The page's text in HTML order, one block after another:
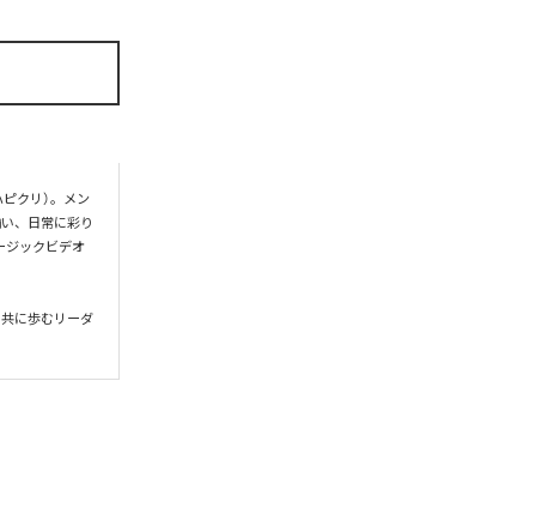
クリ）。メン
、日常に彩り
ジックビデオ
に歩むリーダ